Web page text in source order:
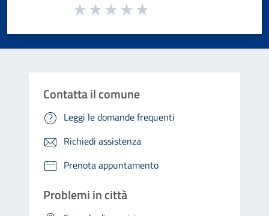
Valuta da 1 a 5 stelle la pagina
Contatta il comune
Leggi le domande frequenti
Richiedi assistenza
Prenota appuntamento
Problemi in città